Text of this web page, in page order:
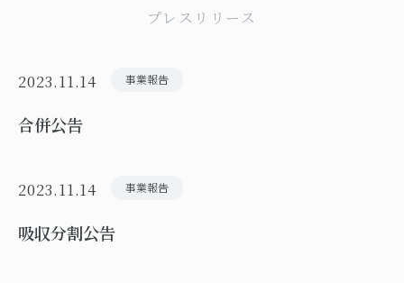
プレスリリース
2023.11.14 事業報告
合併公告
2023.11.14 事業報告
吸収分割公告